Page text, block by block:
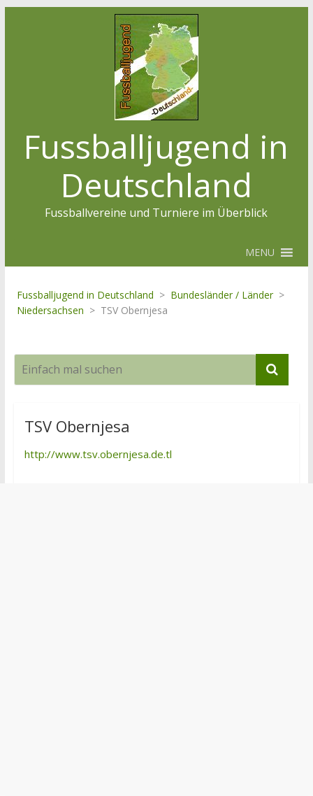
Fussballjugend in
Deutschland
Fussballvereine und Turniere im Überblick
MENU
Fussballjugend in Deutschland > Bundesländer / Länder >
Niedersachsen > TSV Obernjesa
TSV Obernjesa
http://www.tsv.obernjesa.de.tl